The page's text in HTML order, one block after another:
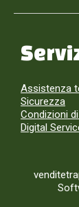
Assistenza
Sicurezza
Condizioni
Digital